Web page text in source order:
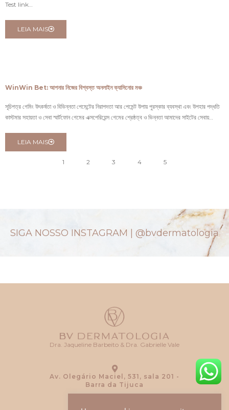
Test link…
LEIA MAIS
WinWin Bet: আপনার নিজের বিশ্বস্ত অনলাইন ক্যাসিনোর মঞ্চ
সূচিপত্র গেমিং উৎকর্ষতা ও বিভিন্নতা পেমেন্টের নিরাপদতা আর পেমেন্ট উপায় পুরস্কার ব্যবস্থা এবং উপহার পদ্ধতি
কাস্টমার সহায়তা ও সেবা স্মার্টফোন গেমের এক্সপেরিয়েন্স গেমের শ্রেষ্ঠত্ব ও ভিন্নতা আমাদের সাইটের সেবায়…
LEIA MAIS
1 2 3 4 5
SIGA NOSSO INSTAGRAM | @bvdermatologia
Dra. Jaqueline Barbeito & Dra. Gabrielle Vale
Av. Olegário Maciel, 531, sala 201 -
Barra da Tijuca